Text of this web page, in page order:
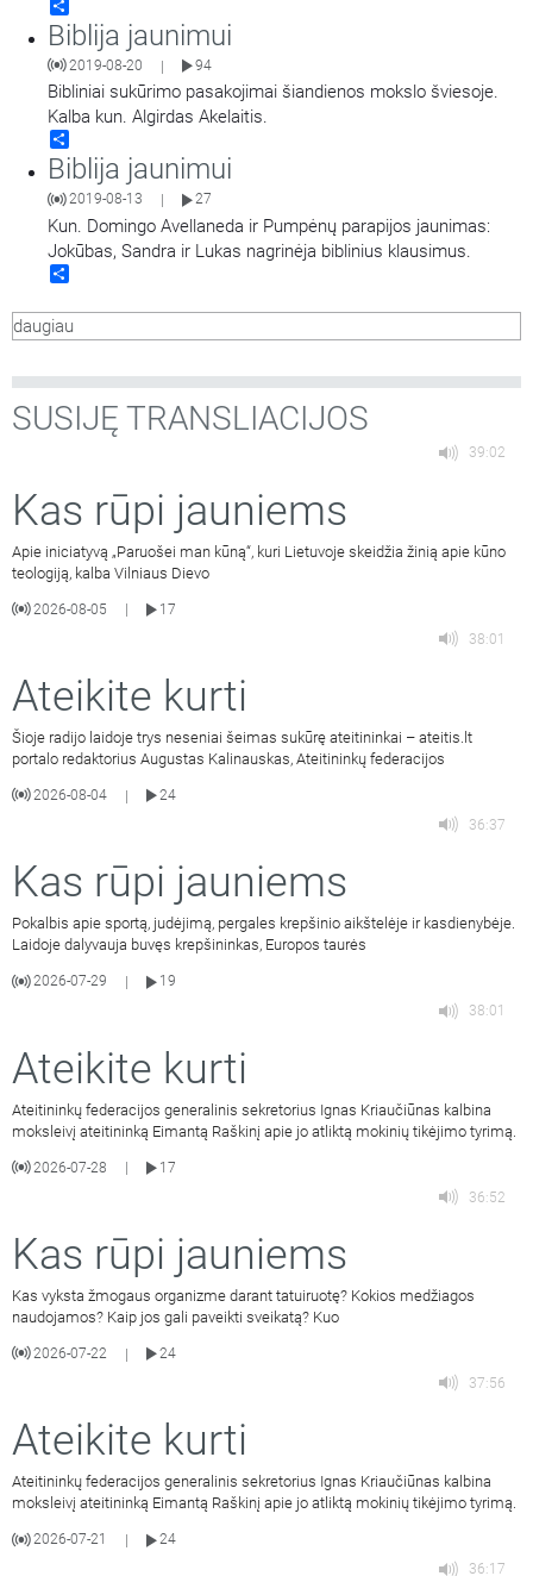
Biblija jaunimui
2019-08-20 | 94
Bibliniai sukūrimo pasakojimai šiandienos mokslo šviesoje.
Kalba kun. Algirdas Akelaitis.
Biblija jaunimui
2019-08-13 27
Kun. Domingo Avellaneda ir Pumpėnų parapijos jaunimas:
Jokūbas, Sandra ir Lukas nagrinėja biblinius klausimus.
daugiau
SUSIJĘ TRANSLIACIJOS
39:02
Kas rūpi jauniems
Apie iniciatyvą „Paruošei man kūną“, kuri Lietuvoje skeidžia žinią apie kūno
teologiją, kalba Vilniaus Dievo
2026-08-05
17
38:01
Ateikite kurti
Šioje radijo laidoje trys neseniai šeimas sukūrę ateitininkai – ateitis.lt
portalo redaktorius Augustas Kalinauskas, Ateitininkų federacijos
2026-08-04 |
24
36:37
Kas rūpi jauniems
Pokalbis apie sportą, judėjimą, pergales krepšinio aikštelėje ir kasdienybėje.
Laidoje dalyvauja buvęs krepšininkas, Europos taurės
2026-07-29
19
38:01
Ateikite kurti
Ateitininkų federacijos generalinis sekretorius Ignas Kriaučiūnas kalbina
moksleivį ateitininką Eimantą Raškinį apie jo atliktą mokinių tikėjimo tyrimą.
2026-07-28
17
36:52
Kas rūpi jauniems
Kas vyksta žmogaus organizme darant tatuiruotę? Kokios medžiagos
naudojamos? Kaip jos gali paveikti sveikatą? Kuo
2026-07-22 |
24
37:56
Ateikite kurti
Ateitininkų federacijos generalinis sekretorius Ignas Kriaučiūnas kalbina
moksleivį ateitininką Eimantą Raškinį apie jo atliktą mokinių tikėjimo tyrimą.
2026-07-21
24
36:17